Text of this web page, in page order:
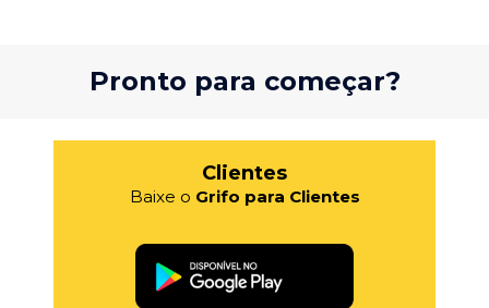
Pronto para começar?
Clientes
Baixe o Grifo para Clientes